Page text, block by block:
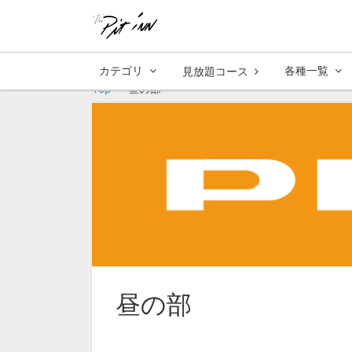
カテゴリ 見放題コース
各種一覧
Top
昼の部
昼の部